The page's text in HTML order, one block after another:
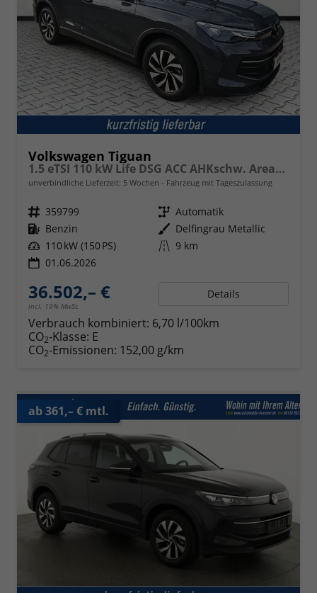
Volkswagen Tiguan
1.5 eTSI 110 kW Life DSG ACC AHKschw. AreaView
unverbindliche Lieferzeit: 5 Wochen Fahrzeug mit Tageszulassung
Fahrzeugnr. 359799 Getriebe Automatik
Kraftstoff Benzin Außenfarbe Delfingrau Metallic
Leistung 110 kW (150 PS) Kilometerstand 9 km
01.06.2026
36.502,– €
incl. 19% MwSt.
Details
Verbrauch kombiniert: 6,70 l/100km
CO2-Klasse: E
CO2-Emissionen: 152,00 g/km
ab 361,– € mtl.